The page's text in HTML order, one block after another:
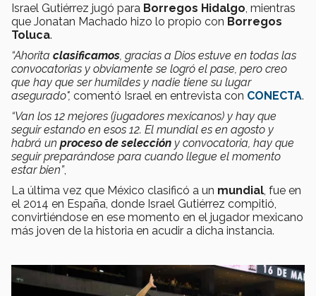
Israel Gutiérrez jugó para Borregos Hidalgo , mientras
que Jonatan Machado hizo lo propio con Borregos
Toluca.
“Ahorita clasificamos , gracias a Dios estuve en todas las
convocatorias y obviamente se logró el pase, pero creo
que hay que ser humildes y nadie tiene su lugar
asegurado", comentó Israel en entrevista con CONECTA.
“Van los 12 mejores (jugadores mexicanos) y hay que
seguir estando en esos 12. El mundial es en agosto y
habrá un proceso de selección y convocatoria, hay que
seguir preparándose para cuando llegue el momento
estar bien”,
La última vez que México clasificó a un mundial , fue en
el 2014 en España, donde Israel Gutiérrez compitió,
convirtiéndose en ese momento en el jugador mexicano
más joven de la historia en acudir a dicha instancia.